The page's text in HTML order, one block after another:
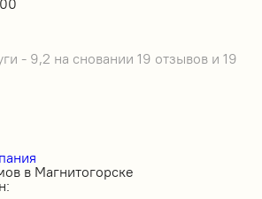
- 9,2 на сновании 19 отзывов и 19
в Магнитогорске